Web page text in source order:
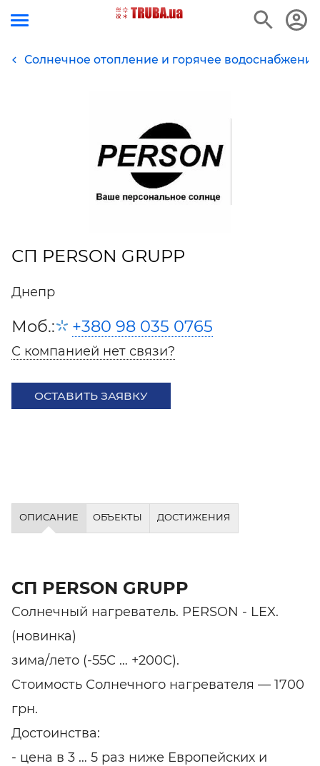
Солнечное отопление и горячее водоснабжение
СП PERSON GRUPP
Днепр
Моб.: +380 98 035 0765
С компанией нет связи?
ОСТАВИТЬ ЗАЯВКУ
ОПИСАНИЕ ОБЪЕКТЫ ДОСТИЖЕНИЯ
СП PERSON GRUPP
Солнечный нагреватель. PERSON - LEX.
(новинка)
зима/лето (-55С … +200С).
Стоимость Солнечного нагревателя — 1700
грн.
Достоинства:
- цена в 3 … 5 раз ниже Европейских и